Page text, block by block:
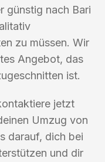
günstig nach Bari
zu müssen. Wir
Angebot, das
ist.
jetzt
Umzug von
darauf, dich bei
und dir